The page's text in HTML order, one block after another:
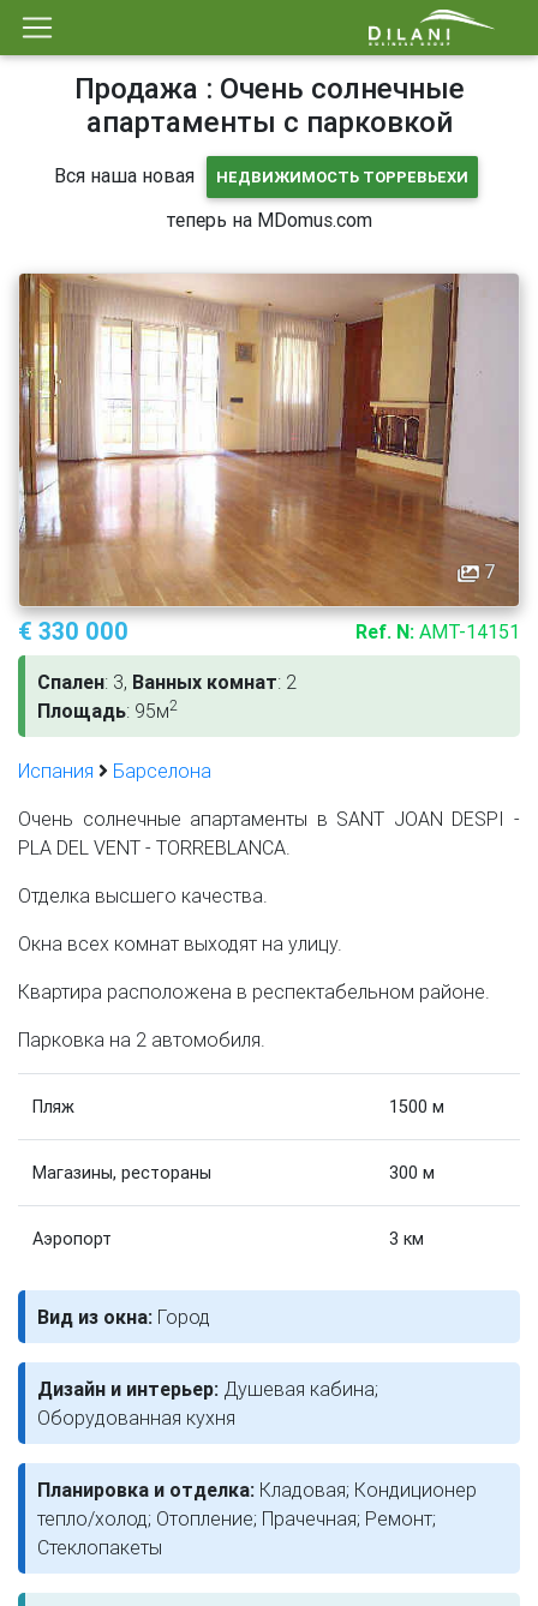
Продажа : Очень солнечные
апартаменты с парковкой
Вся наша новая НЕДВИЖИМОСТЬ ТОРРЕВЬЕХИ
теперь на MDomus.com
7
€ 330 000 Ref. N: AMT-14151
Спален: 3, Ванных комнат: 2
Площадь: 95м2
Испания
Барселона
Очень солнечные апартаменты в SANT JOAN DESPI -
PLA DEL VENT - TORREBLANCA.
Отделка высшего качества.
Окна всех комнат выходят на улицу.
Квартира расположена в респектабельном районе.
Парковка на 2 автомобиля.
Пляж 1500 м
Магазины, рестораны 300 м
Аэропорт 3 км
Вид из окна: Город
Дизайн и интерьер: Душевая кабина;
Оборудованная кухня
Планировка и отделка: Кладовая; Кондиционер
тепло/холод; Отопление; Прачечная; Ремонт;
Стеклопакеты